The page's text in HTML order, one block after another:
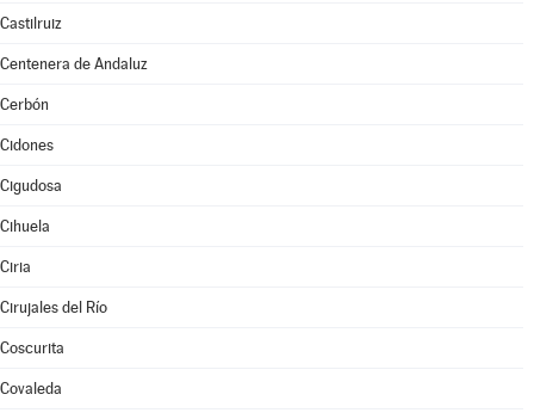
Castilruiz
Centenera de Andaluz
Cerbón
Cidones
Cigudosa
Cihuela
Ciria
Cirujales del Río
Coscurita
Covaleda